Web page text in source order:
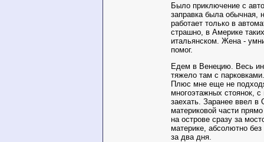
Было приключение с
заправка была обычная,
работает только в
страшно, в Америке
итальянском. Жена -
помог.
Едем в Венецию. Весь
тяжело там с
Плюс мне еще не
многоэтажных стоянок,
заехать. Заранее ввел в
материковой части
на острове сразу за
материке, абсолютно
за два дня.